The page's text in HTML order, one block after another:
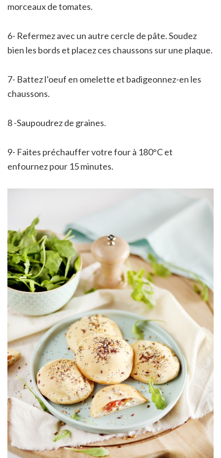
morceaux de tomates.
6- Refermez avec un autre cercle de pâte. Soudez
bien les bords et placez ces chaussons sur une plaque.
7- Battez l’oeuf en omelette et badigeonnez-en les
chaussons.
8 -Saupoudrez de graines.
9- Faites préchauffer votre four à 180°C et
enfournez pour 15 minutes.